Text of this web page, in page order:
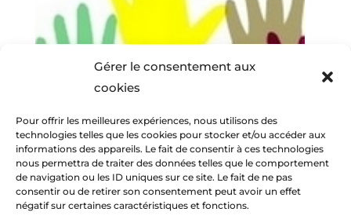
Gérer le consentement aux
cookies
Pour offrir les meilleures expériences, nous utilisons des
technologies telles que les cookies pour stocker et/ou accéder aux
informations des appareils. Le fait de consentir à ces technologies
nous permettra de traiter des données telles que le comportement
de navigation ou les ID uniques sur ce site. Le fait de ne pas
consentir ou de retirer son consentement peut avoir un effet
négatif sur certaines caractéristiques et fonctions.